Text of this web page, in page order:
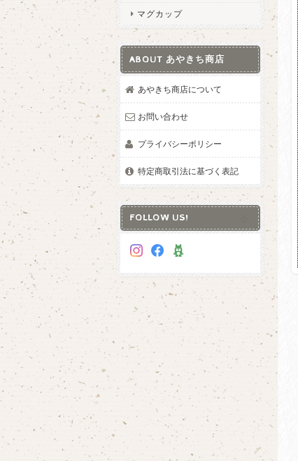
マグカップ
ABOUT あやきち商店
あやきち商店について
お問い合わせ
プライバシーポリシー
特定商取引法に基づく表記
FOLLOW US!